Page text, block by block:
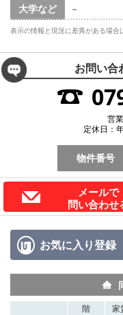
大学など
－
表示の情報と現況に差異がある場合
お問い合
営
定休日：
物件番号
メールで
問い合わせ
お気に入り登録
階 家